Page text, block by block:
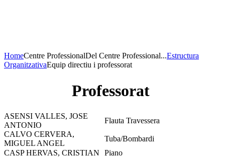
HomeCentre ProfessionalDel Centre Professional...Estructura
OrganitzativaEquip directiu i professorat
Professorat
ASENSI VALLES, JOSE
ANTONIO
Flauta Travessera
CALVO CERVERA,
MIGUEL ANGEL
Tuba/Bombardi
CASP HERVAS, CRISTIAN
Piano